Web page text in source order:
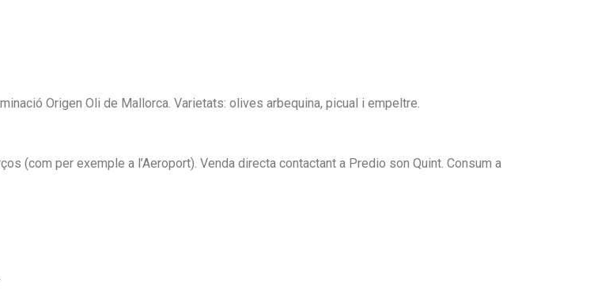
Origen Oli de Mallorca. Varietats: olives arbequina, picual i empeltre.
(com per exemple a l’Aeroport). Venda directa contactant a Predio son Quint. Consum a